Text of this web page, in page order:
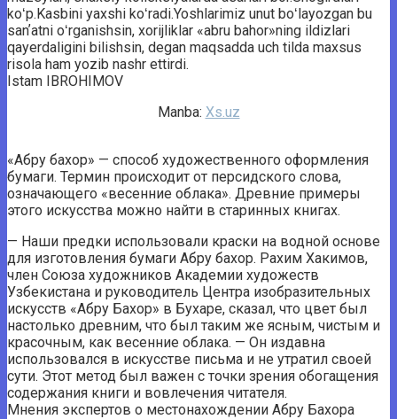
koʻp.Kasbini yaxshi koʻradi.Yoshlarimiz unut boʻlayozgan bu
sanʼatni oʻrganishsin, xorijliklar «abru bahor»ning ildizlari
qayerdaligini bilishsin, degan maqsadda uch tilda maxsus
risola ham yozib nashr ettirdi.
Istam IBROHIMOV
Manba: Xs.uz
«Абру бахор» — способ художественного оформления
бумаги. Термин происходит от персидского слова,
означающего «весенние облака». Древние примеры
этого искусства можно найти в старинных книгах.
— Наши предки использовали краски на водной основе
для изготовления бумаги Абру бахор. Рахим Хакимов,
член Союза художников Академии художеств
Узбекистана и руководитель Центра изобразительных
искусств «Абру Бахор» в Бухаре, сказал, что цвет был
настолько древним, что был таким же ясным, чистым и
красочным, как весенние облака. — Он издавна
использовался в искусстве письма и не утратил своей
сути. Этот метод был важен с точки зрения обогащения
содержания книги и вовлечения читателя.
Мнения экспертов о местонахождении Абру Бахора